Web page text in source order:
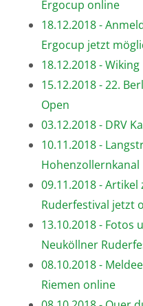
Ergocup online
18.12.2018 -
Ergocup jetzt
18.12.2018 -
15.12.2018 - 22.
Open
03.12.2018 - DRV
10.11.2018 -
Hohenzollernkanal
09.11.2018 -
Ruderfestival jetzt
13.10.2018 - Fotos
Neuköllner
08.10.2018 -
Riemen online